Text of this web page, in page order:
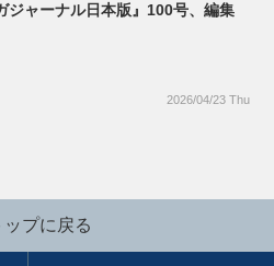
ジャーナル日本版』100号、編集
2026/04/23 Thu
ップに戻る